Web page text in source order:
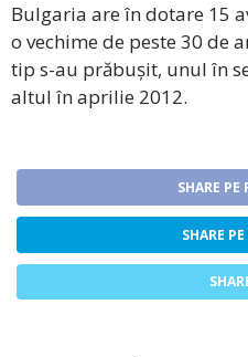
Bulgaria are în dotare 15
o vechime de peste 30 de
tip s-au prăbușit, unul în
altul în aprilie 2012.
SHARE PE
SHARE